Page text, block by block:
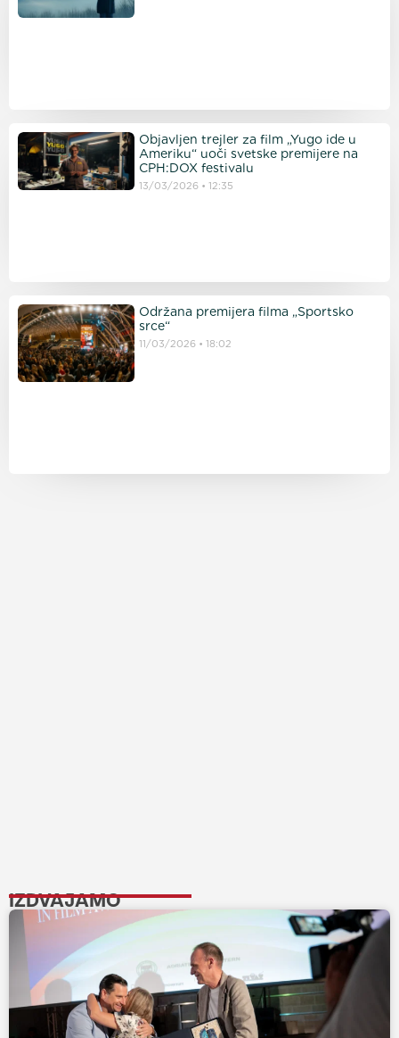
Objavljen trejler za film „Yugo ide u
Ameriku“ uoči svetske premijere na
CPH:DOX festivalu
13/03/2026 12:35
Održana premijera filma „Sportsko
srce“
11/03/2026 18:02
IZDVAJAMO